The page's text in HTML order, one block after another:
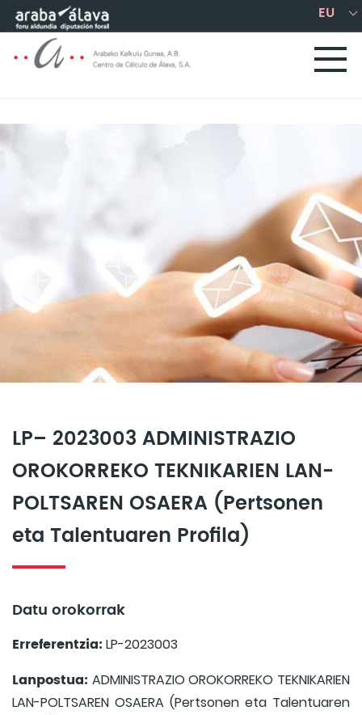
Eduki nagusira joan
LP– 2023003 ADMINISTRAZIO
OROKORREKO TEKNIKARIEN LAN-
POLTSAREN OSAERA (Pertsonen
eta Talentuaren Profila)
Datu orokorrak
Erreferentzia: LP-2023003
Lanpostua: ADMINISTRAZIO OROKORREKO TEKNIKARIEN
LAN-POLTSAREN OSAERA (Pertsonen eta Talentuaren